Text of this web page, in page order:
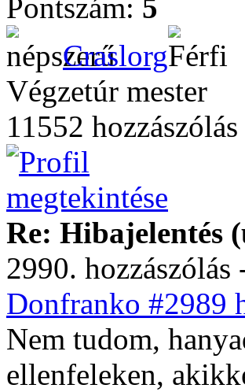
Pontszám: 5
Craslorg
Végzetúr mester
11552 hozzászólás
Re: Hibajelentés
2990.
Donfranko #2989
Nem tudom,
ellenfeleken,